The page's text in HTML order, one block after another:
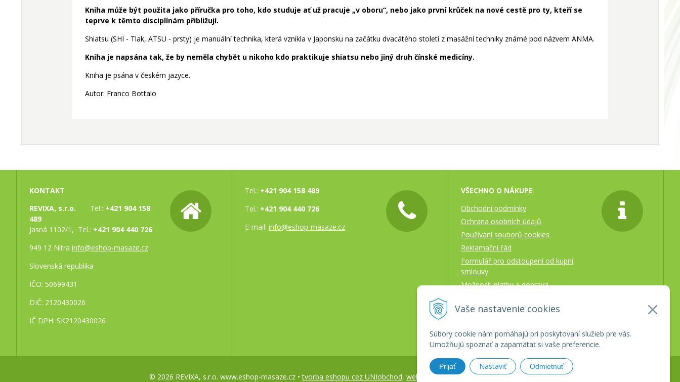
Vaše nastavenie cookies
Súbory cookie nám pomáhajú pri poskytovaní služieb pre vás.
Umožňujú spoznať a zapamätať si vaše preferencie.
Prijať Nastaviť Odmietnuť
Kniha může být použita jako příručka pro toho, kdo studuje ať už pracuje „v oboru“, nebo jako první krůček na nové cestě pro ty, kteří se
teprve k těmto disciplínám přibližují.
Shiatsu (SHI - Tlak, ATSU - prsty) je manuální technika, která vznikla v Japonsku na začátku dvacátého století z masážní techniky známé pod názvem ANMA.
Kniha je napsána tak, že by neměla chybět u nikoho kdo praktikuje shiatsu nebo jiný druh čínské medicíny.
Kniha je psána v českém jazyce.
Autor: Franco Bottalo
KONTAKT
REVIXA, s.r.o. Tel.: +421 904 158
489
Jasná 1102/1, Tel.: +421 904 440 726
949 12 Nitra info@eshop-masaze.cz
Slovenská republika
IČO: 50699431
DIČ: 2120430026
IČ DPH: SK2120430026
Tel.: +421 904 158 489
Tel.: +421 904 440 726
E-mail: info@eshop-masaze.cz
VŠECHNO O NÁKUPE
Obchodní podmínky
Ochrana osobních údajů
Používání souborů cookies
Reklamační řád
Formulář pro odstoupení od kupní
smlouvy
Možnosti platby a doprava
© 2026 REVIXA, s.r.o. www.eshop-masaze.cz •tvorba eshopu cez UNIobchod, webhostingspoločnostiWEBYGROUP